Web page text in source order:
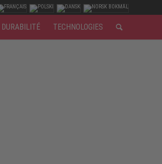
DURABILITÉ TECHNOLOGIES